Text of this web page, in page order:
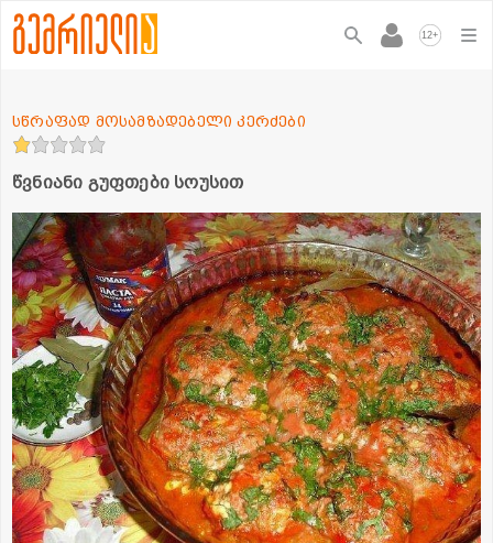
12+
წვნიანი გუფთები სოუსით
სწრაფად მოსამზადებელი კერძები